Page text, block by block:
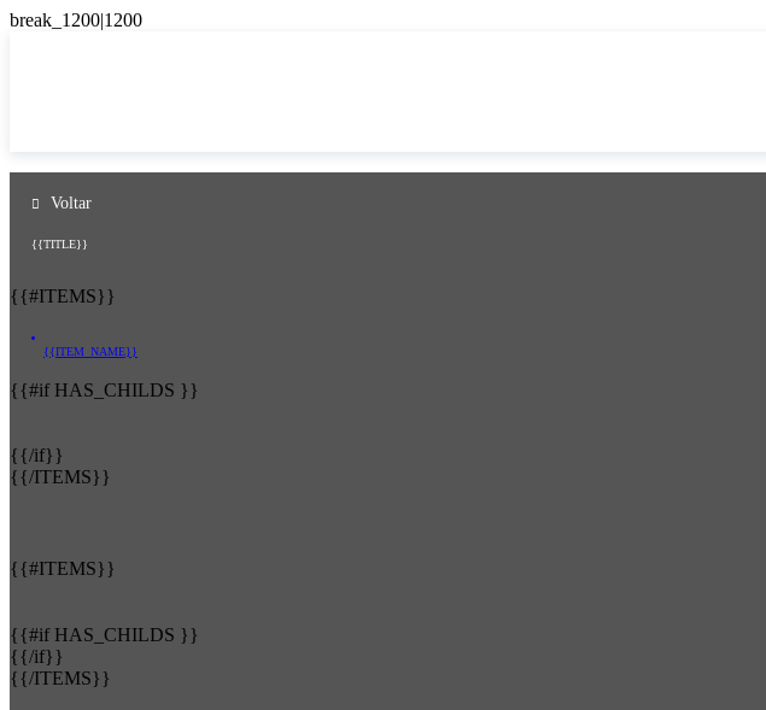
Voltar
{{TITLE}}
{{#ITEMS}}
{{ITEM_NAME}}
{{#if HAS_CHILDS }}
{{/if}}
{{/ITEMS}}
{{#ITEMS}}
{{#if HAS_CHILDS }}
{{/if}}
{{/ITEMS}}